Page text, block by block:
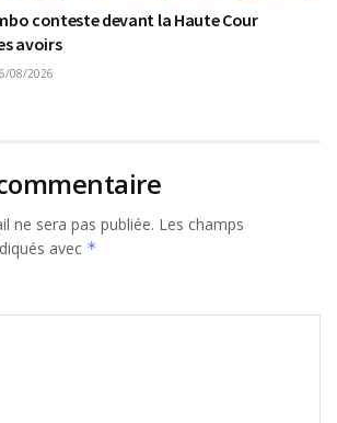
conteste devant la Haute Cour
avoirs
08/2026
ne sera pas publiée. Les champs
avec *